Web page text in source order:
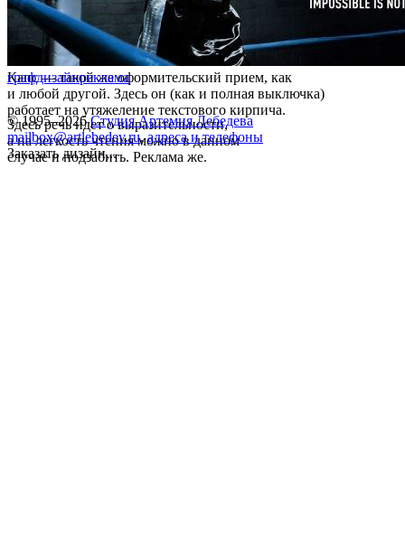
Капс — такой же оформительский прием, как
и любой другой. Здесь он (как и полная выключка)
работает на утяжеление текстового кирпича.
Здесь речь идет о выразительности,
а на легкость чтения можно в данном
случае и подзабить. Реклама же.
графдизайнреклама
© 1995–2026 Студия Артемия Лебедева
mailbox@artlebedev.ru, адреса и телефоны
Заказать дизайн...